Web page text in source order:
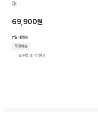
퍼
69,900원
7일 내발송
무료배송
호주플리마켓 셀러